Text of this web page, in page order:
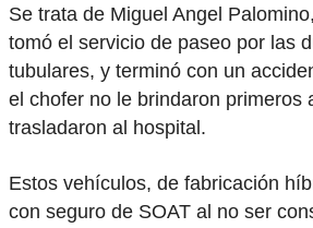
Se trata de Miguel Angel
tomó el servicio de paseo por las
tubulares, y terminó con un
el chofer no le brindaron primeros
trasladaron al hospital.
Estos vehículos, de fabricación
con seguro de SOAT al no ser